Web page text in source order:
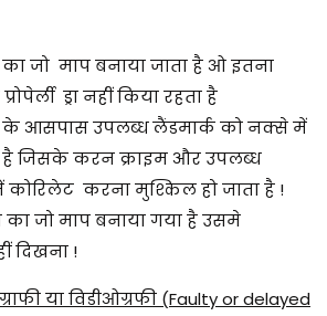
जो माप बनाया जाता है ओ इतना
ड्रा नहीं किया रहता है
आसपास उपलब्ध लैंडमार्क को नक्से में
है जिसके करन क्राइम और उपलब्ध
कोरिलेट करना मुश्किल हो जाता है !
जो माप बनाया गया है उसमे
दिखना !
या विडीओग्रफी (Faulty or delayed